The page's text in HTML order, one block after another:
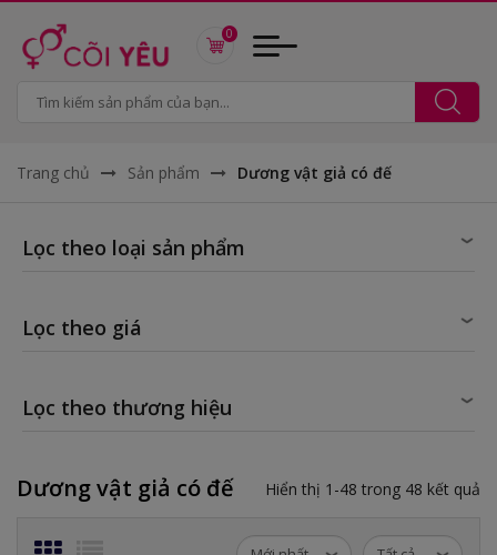
0
Trang chủ Sản phẩm Dương vật giả có đế
Lọc theo loại sản phẩm
Lọc theo giá
Lọc theo thương hiệu
Dương vật giả có đế Hiển thị 1-48 trong 48 kết quả